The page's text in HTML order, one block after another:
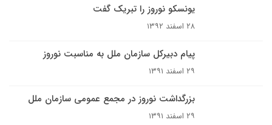
یونسکو نوروز را تبریک گفت
۲۸ اسفند ۱۳۹۲
پیام دبیرکل سازمان ملل به مناسبت نوروز
۲۹ اسفند ۱۳۹۱
بزرگداشت نوروز در مجمع عمومی سازمان ملل
۲۹ اسفند ۱۳۹۱